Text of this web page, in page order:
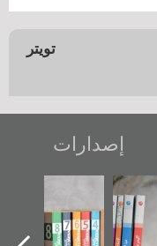
تويتر
إصدارات
جديدة لمعتقل
عسكري تصدر عن